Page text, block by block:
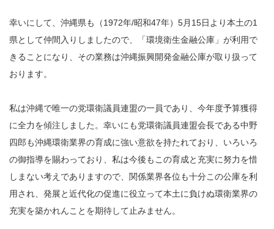
幸いにして、沖縄県も（1972年/昭和47年）5月15日より本土の1
県として仲間入りしましたので、「環境衛生金融公庫」が利用で
きることになり、その業務は沖縄振興開発金融公庫が取り扱って
おります。
私は沖縄で唯一の党環衛議員連盟の一員であり、今年度予算獲得
に全力を傾注しました。幸いにも党環衛議員連盟会長である中野
四郎も沖縄環衛業界の育成に強い意欲を持たれており、いろいろ
の御指導を賜わっており、私は今後もこの育成と充実に努力を惜
しまない考えでありますので、関係業界各位も十分この公庫を利
用され、発展と近代化の促進に役立って本土に負けぬ環衛業界の
充実を築かれんことを期待して止みません。